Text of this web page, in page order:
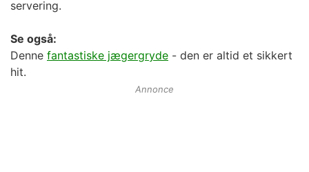
servering.
Se også:
Denne fantastiske jægergryde - den er altid et sikkert
hit.
Annonce